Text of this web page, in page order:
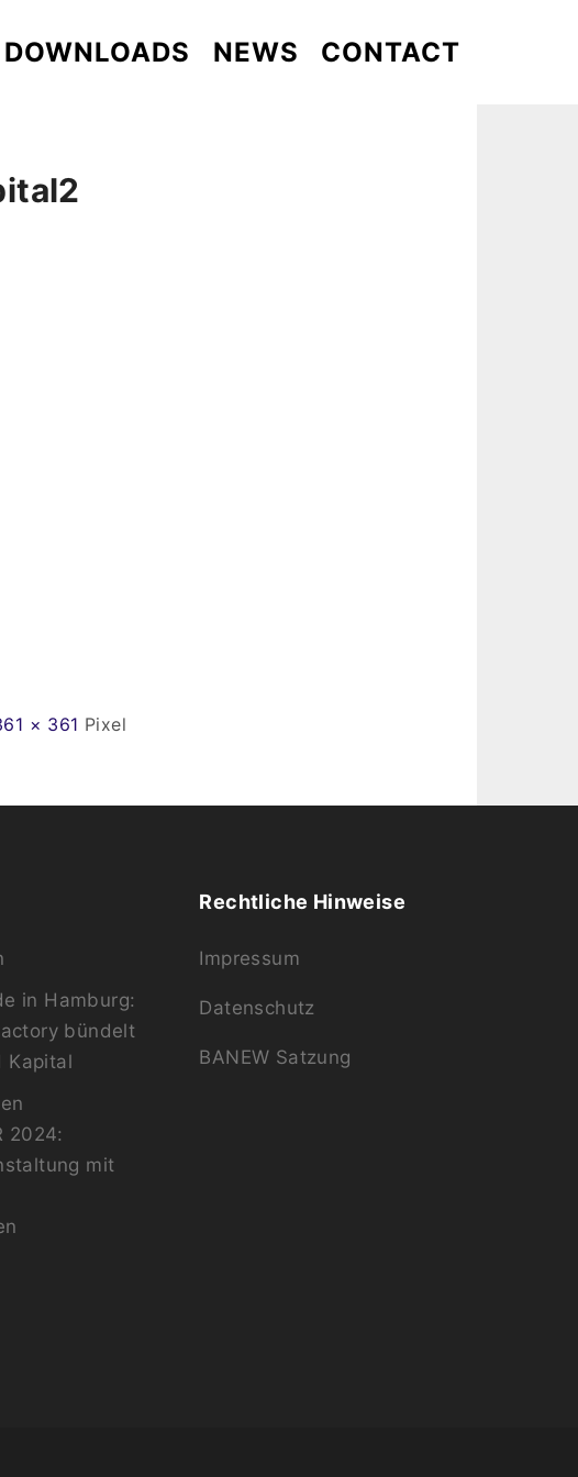
DOWNLOADS NEWS CONTACT
× 361 Pixel
in Hamburg:
bündelt
Kapital
2024:
mit
Rechtliche Hinweise
Impressum
Datenschutz
BANEW Satzung